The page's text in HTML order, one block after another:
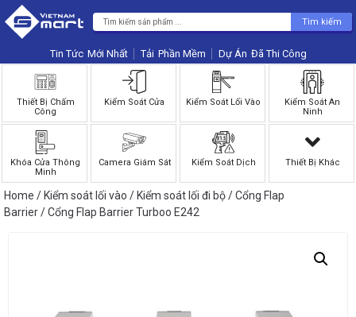
Tìm kiếm
Tin Tức Phần Mềm Dự Án
Thiết Bị Chấm
Công
Kiểm Soát Cửa Kiểm Soát Lối Vào
Kiểm Soát An
Ninh
Khóa Cửa Thông
Minh
Camera Giám Sát Kiểm Soát Dịch Thiết Bị Khác
Home /Kiểm soát lối vào /Kiểm soát lối đi bộ/Cổng Flap
Barrier/ Cổng Flap Barrier Turboo E242